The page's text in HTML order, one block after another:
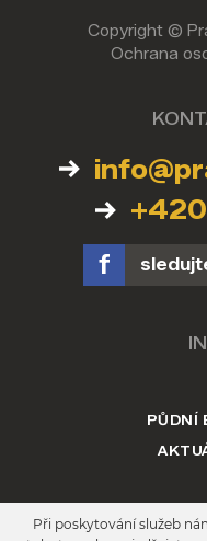
Copyright ©
Ochrana
PŮDNÍ
Při poskytování služeb